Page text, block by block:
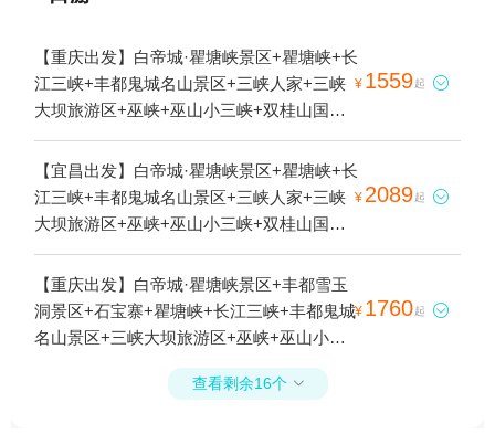
【重庆出发】白帝城·瞿塘峡景区+瞿塘峡+长
江三峡+丰都鬼城名山景区+三峡人家+三峡
大坝旅游区+巫峡+巫山小三峡+双桂山国家
森林公园+巫山大昌古镇+大型山水实景演艺
《烽烟三国》+重庆三峡游船+三峡垂直升船
机+长江游轮+小小三峡4日游
¥ 1559起 
【宜昌出发】白帝城·瞿塘峡景区+瞿塘峡+长
江三峡+丰都鬼城名山景区+三峡人家+三峡
大坝旅游区+巫峡+巫山小三峡+双桂山国家
森林公园+巫山大昌古镇+重庆三峡游船+三
峡垂直升船机+长江游轮+小小三峡5日游
¥ 2089起 
【重庆出发】白帝城·瞿塘峡景区+丰都雪玉
洞景区+石宝寨+瞿塘峡+长江三峡+丰都鬼城
名山景区+三峡大坝旅游区+巫峡+巫山小三
峡+大型山水实景演艺《烽烟三国》+重庆三
峡游船+三峡垂直升船机+长江游轮+小小三
¥ 1760起 
查看剩余16个 